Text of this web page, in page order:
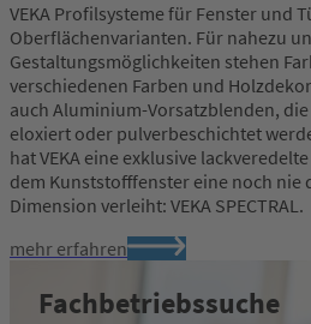
VEKA Profilsysteme für Fenster und
Oberflächenvarianten. Für nahezu
Gestaltungsmöglichkeiten stehen
verschiedenen Farben und
auch Aluminium-Vorsatzblenden, die
eloxiert oder pulverbeschichtet
hat VEKA eine exklusive
dem Kunststofffenster eine noch nie
Dimension verleiht: VEKA SPECTRAL.
mehr erfahren
Fachbetriebssuche